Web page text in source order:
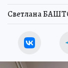
Светлана